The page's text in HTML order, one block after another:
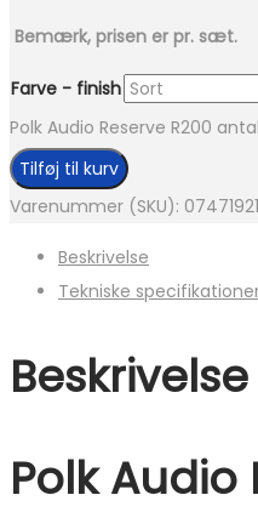
Bemærk, prisen er pr. sæt.
Farve - finish
Polk Audio Reserve R200 antal
Tilføj til kurv
Varenummer (SKU):
Beskrivelse
Tekniske
Beskrivelse
Polk